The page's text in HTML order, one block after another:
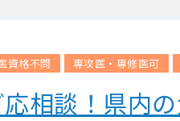
資格不問 専攻医・専修医可
相談！県内